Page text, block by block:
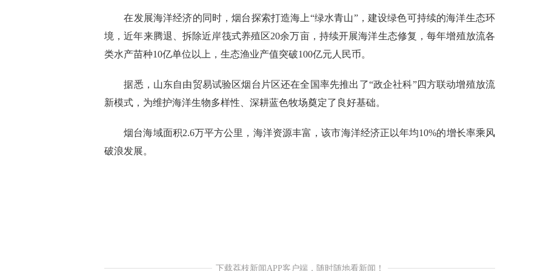
在发展海洋经济的同时，烟台探索打造海上“绿水青山”，建设绿色可持续的海洋生态环
境，近年来腾退、拆除近岸筏式养殖区20余万亩，持续开展海洋生态修复，每年增殖放流各
类水产苗种10亿单位以上，生态渔业产值突破100亿元人民币。
据悉，山东自由贸易试验区烟台片区还在全国率先推出了“政企社科”四方联动增殖放流
新模式，为维护海洋生物多样性、深耕蓝色牧场奠定了良好基础。
烟台海域面积2.6万平方公里，海洋资源丰富，该市海洋经济正以年均10%的增长率乘风
破浪发展。
下载荔枝新闻APP客户端，随时随地看新闻！